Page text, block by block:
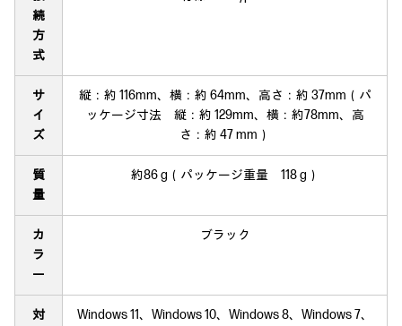
続
方
式
サ
イ
ズ
縦：約 116mm、横：約 64mm、高さ：約 37mm（パ
ッケージ寸法 縦：約 129mm、横：約78mm、高
さ：約 47 mm）
質
量
約86 g（パッケージ重量 118 g）
カ
ラ
ー
ブラック
対 Windows 11、Windows 10、Windows 8、Windows 7、